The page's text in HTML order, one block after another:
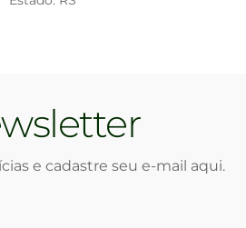
e cadastre seu e-mail aqui.